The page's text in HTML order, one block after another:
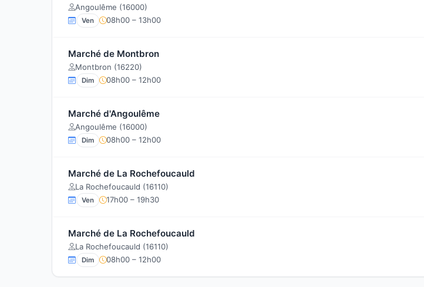
Angoulême (16000)
Ven 08h00 – 13h00
Marché de Montbron
Montbron (16220)
Dim 08h00 – 12h00
Marché d'Angoulême
Angoulême (16000)
Dim 08h00 – 12h00
Marché de La Rochefoucauld
La Rochefoucauld (16110)
Ven 17h00 – 19h30
Marché de La Rochefoucauld
La Rochefoucauld (16110)
Dim 08h00 – 12h00